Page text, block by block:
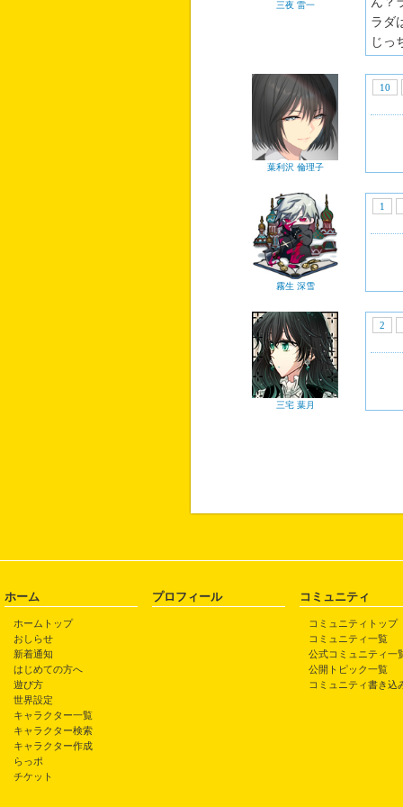
三夜 雷一
ラダ
じっ
葉利沢 倫理子
10
霧生 深雪
1
三宅 葉月
2
ホーム
ホームトップ
おしらせ
新着通知
はじめての方へ
遊び方
世界設定
キャラクター一覧
キャラクター検索
キャラクター作成
らっポ
チケット
プロフィール コミュニティ
コミュニティトップ
コミュニティ一覧
公式コミュニティ一
公開トピック一覧
コミュニティ書き込